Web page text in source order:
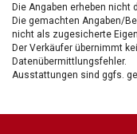
Die Angaben erheben
Die gemachten Angaben/
nicht als zugesicherte
Der Verkäufer übernimmt
Datenübermittlungsfehler.
Ausstattungen sind ggfs.